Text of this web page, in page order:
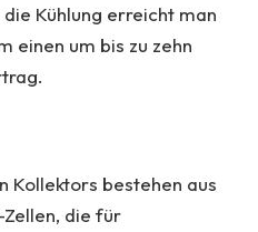
Kühlung erreicht man
einen um bis zu zehn
Kollektors bestehen aus
die für